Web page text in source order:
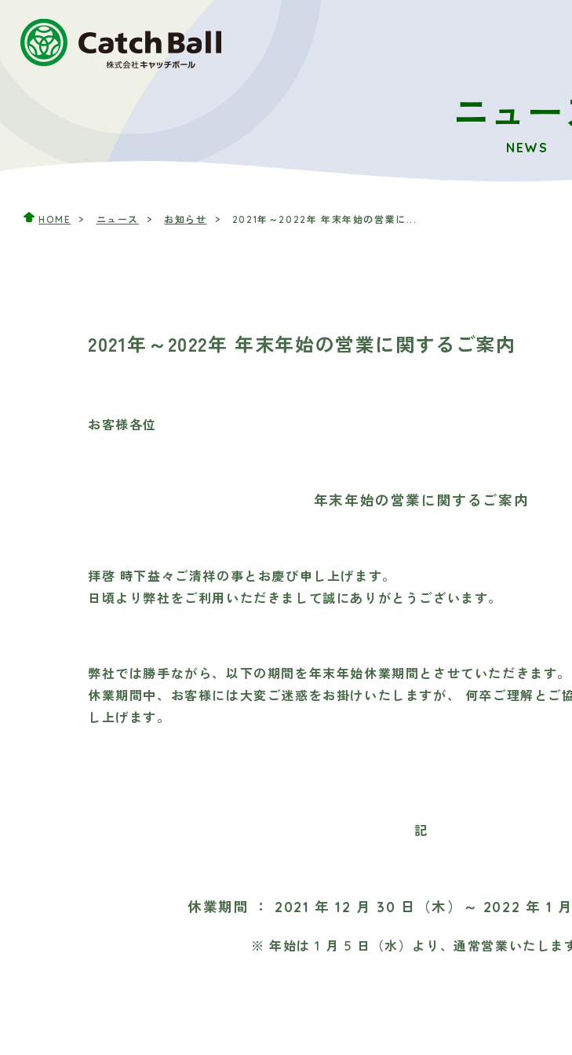
ニュ
NEWS
HOME ニュース お知らせ 2021年～2022年 年末年始の営業に...
2021年～2022年 年末年始の営業に関するご案内
お客様各位
年末年始の営業に関するご案内
拝啓 時下益々ご清祥の事とお慶び申し上げます。
日頃より弊社をご利用いただきまして誠にありがとうございます。
弊社では勝手ながら、以下の期間を年末年始休業期間とさせていただきます。
休業期間中、お客様には大変ご迷惑をお掛けいたしますが、 何卒ご理解とご
し上げます。
記
休業期間 ： 2021 年 12 月 30 日（木）～ 2022 年 1 月
※ 年始は 1 月 5 日（水）より、通常営業いたしま